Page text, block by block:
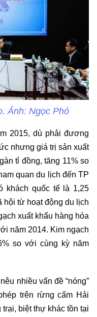
Ảnh: Ngọc Phó
2015, dù phải đương
nhưng giá trị sản xuất
tỉ đồng, tăng 11% so
quan du lịch đến TP
khách quốc tế là 1,25
từ hoạt động du lịch
xuất khẩu hàng hóa
năm 2014. Kim ngạch
so với cùng kỳ năm
nhiều vấn đề “nóng”
trên rừng cấm Hải
biệt thự khác tồn tại